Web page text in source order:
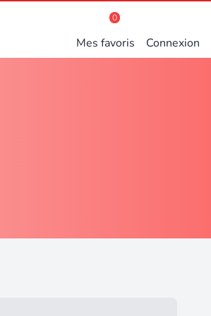
0
Mes favoris Connexion